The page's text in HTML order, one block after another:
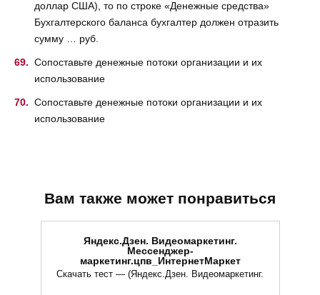
доллар США), то по строке «Денежные средства»
Бухгалтерского баланса бухгалтер должен отразить
сумму … руб.
Сопоставьте денежные потоки организации и их
использование
Сопоставьте денежные потоки организации и их
использование
Вам также может понравиться
Яндекс.Дзен. Видеомаркетинг.
Мессенджер-
маркетинг.цпв_ИнтернетМаркет
Скачать тест — (Яндекс.Дзен. Видеомаркетинг.